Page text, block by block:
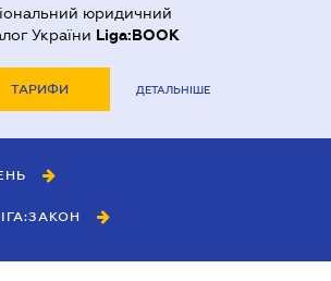
юридичний
України Liga:BOOK
ТАРИФИ ДЕТАЛЬНІШЕ